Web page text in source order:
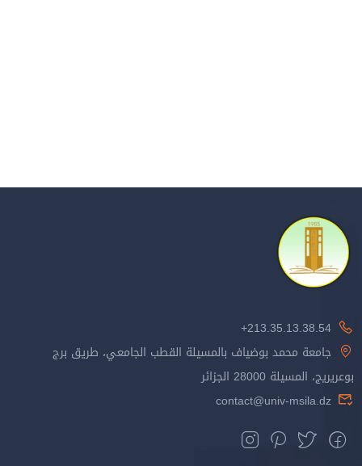
213.35.13.38.54+
جامعة محمد بوضياف بالمسيلة القطب الجامعي، طريق برج
بوعريريج، المسيلة 28000 الجزائر
contact@univ-msila.dz